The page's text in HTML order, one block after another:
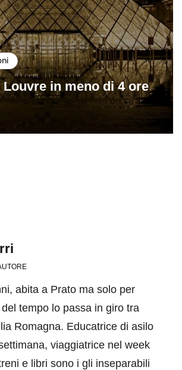
in meno di 4 ore
abita a Prato ma solo per
tempo lo passa in giro tra
Romagna. Educatrice di asilo
viaggiatrice nel week
e libri sono i gli inseparabili